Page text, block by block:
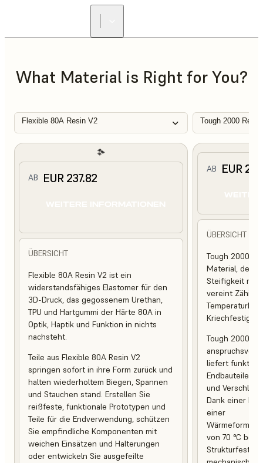
What Material is Right for You?
Flexible 80A Resin V2 Tough 2000
AB EUR 237.82
ÜBERSICHT
Flexible 80A Resin V2 ist ein
widerstandsfähiges Elastomer für den
3D-Druck, das gegossenem Urethan,
TPU und Hartgummi der Härte 80A in
Optik, Haptik und Funktion in nichts
nachsteht.
Teile aus Flexible 80A Resin V2
springen sofort in ihre Form zurück und
halten wiederholtem Biegen, Spannen
und Stauchen stand. Erstellen Sie
reißfeste, funktionale Prototypen und
Teile für die Endverwendung, schützen
Sie empfindliche Komponenten mit
weichen Einsätzen und Halterungen
oder entwickeln Sie ausgefeilte
AB EUR
ÜBERSICHT
Tough 2000
Material,
Steifigkeit mit
vereint
Tough 2000
liefert
Endbauteile,
und
Dank einer
einer
von 70 °C